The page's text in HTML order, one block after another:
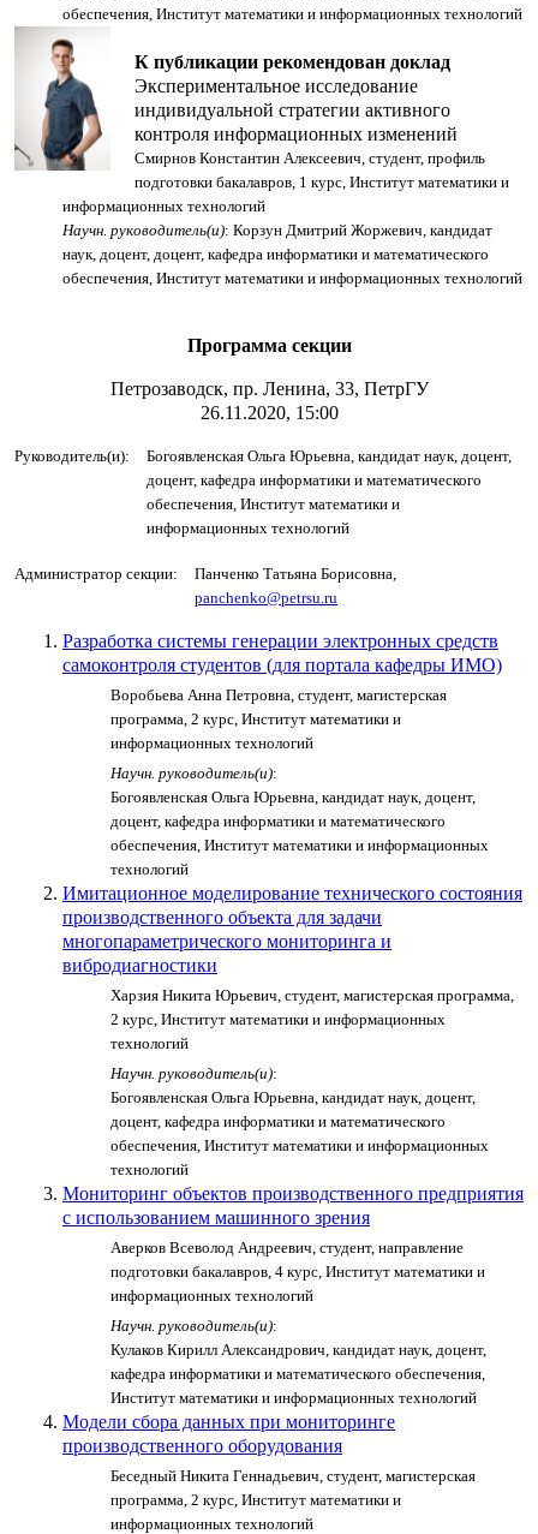
обеспечения, Институт математики и информационных технологий
К публикации рекомендован доклад
Экспериментальное исследование
индивидуальной стратегии активного
контроля информационных изменений
Смирнов Константин Алексеевич, студент, профиль
подготовки бакалавров, 1 курс, Институт математики и
информационных технологий
Научн. руководитель(и): Корзун Дмитрий Жоржевич, кандидат
наук, доцент, доцент, кафедра информатики и математического
обеспечения, Институт математики и информационных технологий
Программа секции
Петрозаводск, пр. Ленина, 33, ПетрГУ
26.11.2020, 15:00
Руководитель(и):
Богоявленская Ольга Юрьевна, кандидат наук, доцент,
доцент, кафедра информатики и математического
обеспечения, Институт математики и
информационных технологий
Администратор секции:
Панченко Татьяна Борисовна,
panchenko@petrsu.ru
Разработка системы генерации электронных средств
самоконтроля студентов (для портала кафедры ИМО)
Воробьева Анна Петровна, студент, магистерская
программа, 2 курс, Институт математики и
информационных технологий
Научн. руководитель(и):
Богоявленская Ольга Юрьевна, кандидат наук, доцент,
доцент, кафедра информатики и математического
обеспечения, Институт математики и информационных
технологий
Имитационное моделирование технического состояния
производственного объекта для задачи
многопараметрического мониторинга и
вибродиагностики
Харзия Никита Юрьевич, студент, магистерская программа,
2 курс, Институт математики и информационных
технологий
Научн. руководитель(и):
Богоявленская Ольга Юрьевна, кандидат наук, доцент,
доцент, кафедра информатики и математического
обеспечения, Институт математики и информационных
технологий
Мониторинг объектов производственного предприятия
с использованием машинного зрения
Аверков Всеволод Андреевич, студент, направление
подготовки бакалавров, 4 курс, Институт математики и
информационных технологий
Научн. руководитель(и):
Кулаков Кирилл Александрович, кандидат наук, доцент,
кафедра информатики и математического обеспечения,
Институт математики и информационных технологий
Модели сбора данных при мониторинге
производственного оборудования
Беседный Никита Геннадьевич, студент, магистерская
программа, 2 курс, Институт математики и
информационных технологий